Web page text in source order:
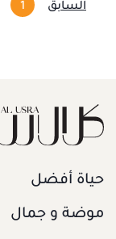
السابق 1
حياة أفضل
موضة و جمال